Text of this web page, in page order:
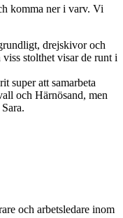
komma ner i varv. Vi
drejskivor och
stolthet visar de runt i
super att samarbeta
och Härnösand, men
och arbetsledare inom